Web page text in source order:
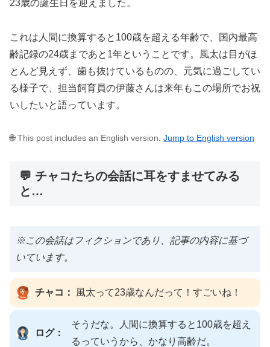
23歳の誕生日を迎えました。
これは人間に換算すると100歳を超える年齢で、国内最高
齢記録の24歳まであと1年ということです。風太は目がほ
とんど見えず、歯も抜けているものの、元気に過ごしてい
る様子で、担当飼育員の伊藤さんは来年もこの場所でお祝
いしたいと語っています。
🌐 This post includes an English version. Jump to English version
💬 チャコたちの会話に耳をすませてみる
と…
※この会話はフィクションであり、記事の内容に基づ
いています。
チャコ： 風太って23歳なんだって！すごいね！
ログ：
そうだな。人間に換算すると100歳を超え
るっていうから、かなり高齢だ。